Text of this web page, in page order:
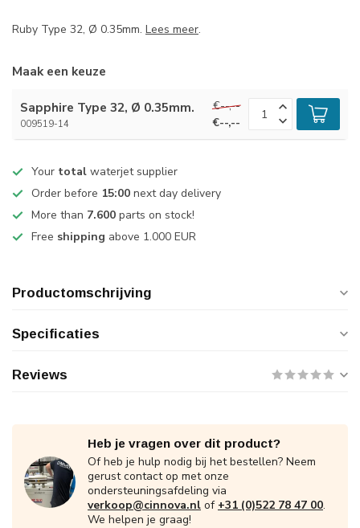
Ruby Type 32, Ø 0.35mm. Lees meer.
Maak een keuze
Sapphire Type 32, Ø 0.35mm.
009519-14
€--,--
€--,--
Your total waterjet supplier
Order before 15:00 next day delivery
More than 7.600 parts on stock!
Free shipping above 1.000 EUR
Productomschrijving
Specificaties
Reviews
Heb je vragen over dit product?
Of heb je hulp nodig bij het bestellen? Neem
gerust contact op met onze
ondersteuningsafdeling via
verkoop@cinnova.nl of +31 (0)522 78 47 00.
We helpen je graag!